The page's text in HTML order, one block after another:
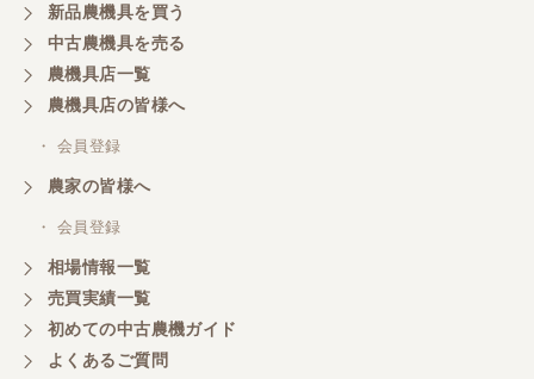
三重県／山本
共立シュレッターを受け取りました。 状態は問題な
く、エンジンも調子がよさそうです。 ありがとうご
ざいました。
三重県／
嫌な顔をせずに一生懸命頑張ってくれる中山さんに
感謝しています。ここで3台買いましたが、これから
もよろしくお願いしたいです。
三重県／
新品農機具を買う
中古農機具を売る
農機具店一覧
農機具店の皆様へ
・ 会員登録
農家の皆様へ
・ 会員登録
相場情報一覧
売買実績一覧
初めての中古農機ガイド
よくあるご質問